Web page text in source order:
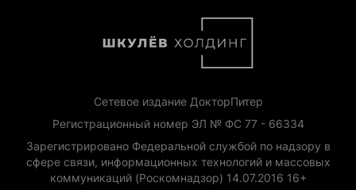
Сетевое издание ДокторПитер
Регистрационный номер ЭЛ № ФС 77 - 66334
Зарегистрировано Федеральной службой по надзору в
сфере связи, информационных технологий и массовых
коммуникаций (Роскомнадзор) 14.07.2016 16+